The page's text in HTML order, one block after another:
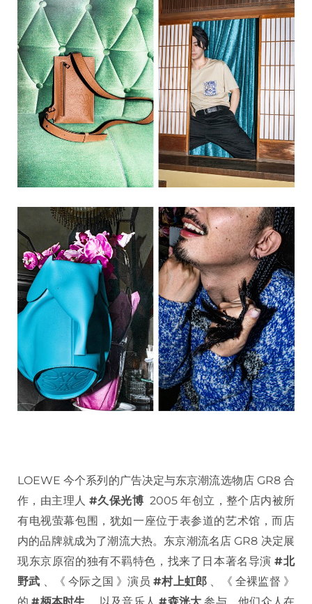
LOEWE 今个系列的广告决定与东京潮流选物店 GR8 合
作，由主理人 #久保光博 2005 年创立，整个店内被所
有电视萤幕包围，犹如一座位于表参道的艺术馆，而店
内的品牌就成为了潮流大热。东京潮流名店 GR8 决定展
现东京原宿的独有不羁特色，找来了日本著名导演#北
野武 、《 今际之国 》演员#村上虹郎 、《 全裸监督 》